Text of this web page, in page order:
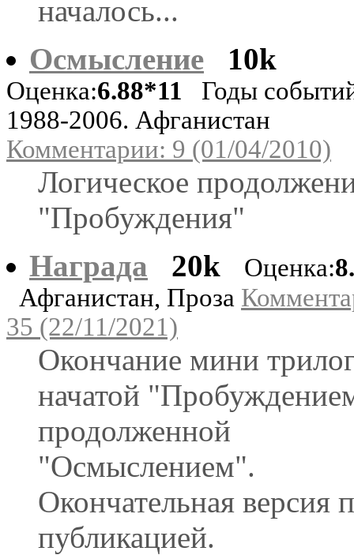
началось...
Осмысление
10k
Оценка:6.88*11 Годы
1988-2006. Афганистан
Комментарии: 9 (01/04/2010)
Логическое
"Пробуждения"
Награда
20k Оценка:
Афганистан, Проза
35 (22/11/2021)
Окончание мини
начатой
продолженной
"Осмыслением".
Окончательная версия
публикацией.